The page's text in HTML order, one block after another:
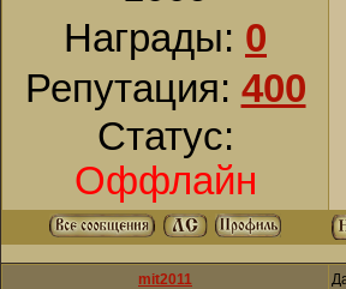
Награды: 0
Репутация: 400
Статус:
Оффлайн
mit2011